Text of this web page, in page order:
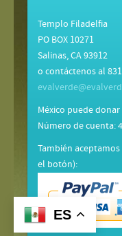
ES
Templo Filadelfia
PO BOX 10271
Salinas, CA 93912
o contáctenos al
México puede
Número de cuenta:
También
el botón):